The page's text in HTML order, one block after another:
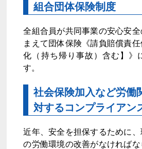
組合団体保険制度
全組合員が共同事業の安心安
まえて団体保険《請負賠償責
化（持ち帰り事故）含む】》
す。
社会保険加入など労働
対するコンプライアン
近年、安全を担保するために
の労働環境の改善がなければ